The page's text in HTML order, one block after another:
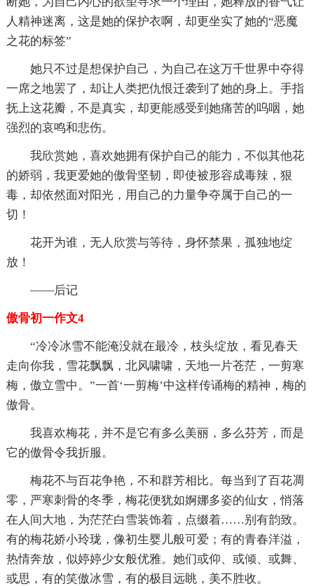
人精神迷离，这是她的保护衣啊，却更坐实了她的“恶魔
之花的标签”
她只不过是想保护自己，为自己在这万千世界中夺得
一席之地罢了，却让人类把仇恨迁袭到了她的身上。手指
抚上这花瓣，不是真实，却更能感受到她痛苦的呜咽，她
强烈的哀鸣和悲伤。
我欣赏她，喜欢她拥有保护自己的能力，不似其他花
的娇弱，我更爱她的傲骨坚韧，即使被形容成毒辣，狠
毒，却依然面对阳光，用自己的力量争夺属于自己的一
切！
花开为谁，无人欣赏与等待，身怀禁果，孤独地绽
放！
——后记
傲骨初一作文4
“冷冷冰雪不能淹没就在最冷，枝头绽放，看见春天
走向你我，雪花飘飘，北风啸啸，天地一片苍茫，一剪寒
梅，傲立雪中。”一首‘一剪梅’中这样传诵梅的精神，梅的
傲骨。
我喜欢梅花，并不是它有多么美丽，多么芬芳，而是
它的傲骨令我折服。
梅花不与百花争艳，不和群芳相比。每当到了百花凋
零，严寒刺骨的冬季，梅花便犹如婀娜多姿的仙女，悄落
在人间大地，为茫茫白雪装饰着，点缀着……别有韵致。
有的梅花娇小玲珑，像初生婴儿般可爱；有的青春洋溢，
热情奔放，似婷婷少女般优雅。她们或仰、或倾、或舞、
或思，有的笑傲冰雪，有的极目远眺，美不胜收。